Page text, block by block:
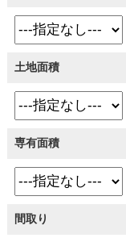
土地面積
専有面積
間取り